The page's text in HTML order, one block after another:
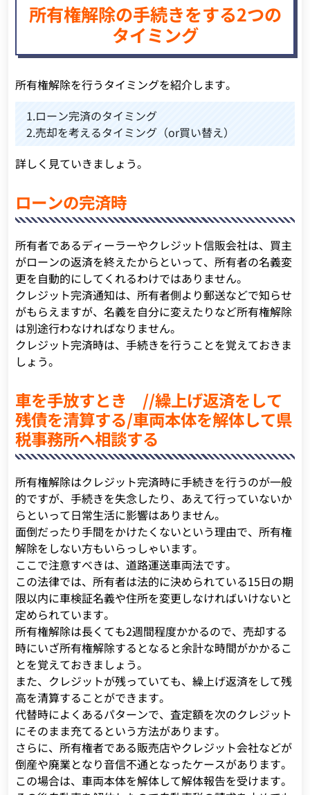
所有権解除の手続きをする2つの
タイミング
所有権解除を行うタイミングを紹介します。
1.ローン完済のタイミング
2.売却を考えるタイミング（or買い替え）
詳しく見ていきましょう。
ローンの完済時
所有者であるディーラーやクレジット信販会社は、買主
がローンの返済を終えたからといって、所有者の名義変
更を自動的にしてくれるわけではありません。
クレジット完済通知は、所有者側より郵送などで知らせ
がもらえますが、名義を自分に変えたりなど所有権解除
は別途行わなければなりません。
クレジット完済時は、手続きを行うことを覚えておきま
しょう。
車を手放すとき //繰上げ返済をして
残債を清算する/車両本体を解体して県
税事務所へ相談する
所有権解除はクレジット完済時に手続きを行うのが一般
的ですが、手続きを失念したり、あえて行っていないか
らといって日常生活に影響はありません。
面倒だったり手間をかけたくないという理由で、所有権
解除をしない方もいらっしゃいます。
ここで注意すべきは、道路運送車両法です。
この法律では、所有者は法的に決められている15日の期
限以内に車検証名義や住所を変更しなければいけないと
定められています。
所有権解除は長くても2週間程度かかるので、売却する
時にいざ所有権解除するとなると余計な時間がかかるこ
とを覚えておきましょう。
また、クレジットが残っていても、繰上げ返済をして残
高を清算することができます。
代替時によくあるパターンで、査定額を次のクレジット
にそのまま充てるという方法があります。
さらに、所有権者である販売店やクレジット会社などが
倒産や廃業となり音信不通となったケースがあります。
この場合は、車両本体を解体して解体報告を受けます。